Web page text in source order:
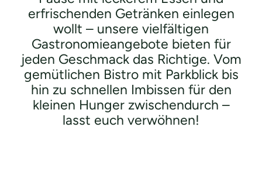
erfrischenden Getränken einlegen
wollt – unsere vielfältigen
Gastronomieangebote bieten für
jeden Geschmack das Richtige. Vom
gemütlichen Bistro mit Parkblick bis
hin zu schnellen Imbissen für den
kleinen Hunger zwischendurch –
lasst euch verwöhnen!